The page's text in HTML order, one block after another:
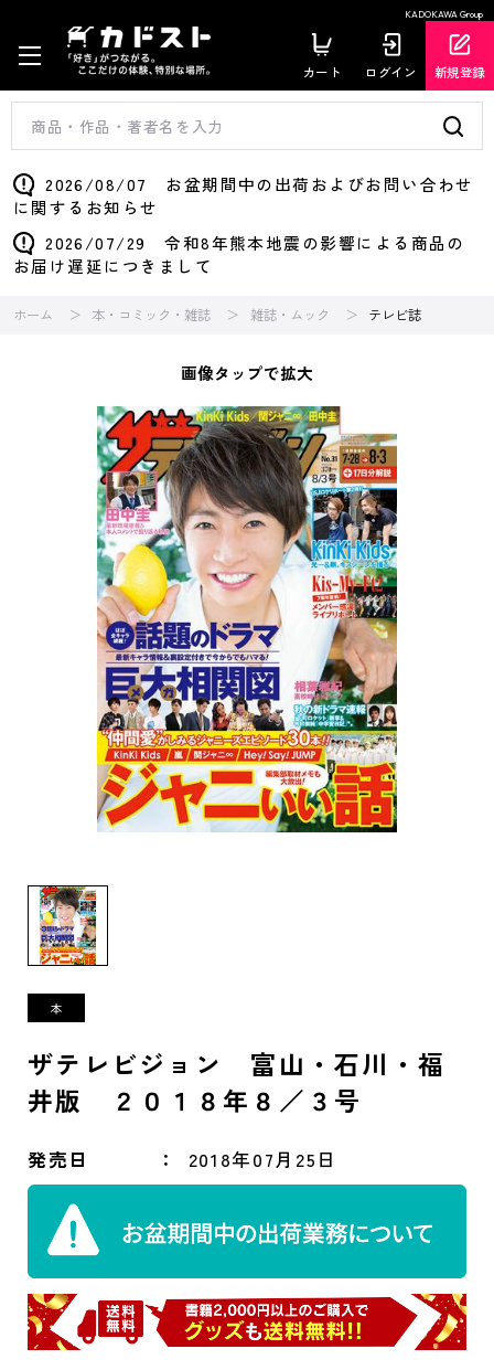
KADOKAWA Group
カート ログイン 新規登録
2026/08/07 お盆期間中の出荷およびお問い合わせ
に関するお知らせ
2026/07/29 令和8年熊本地震の影響による商品の
お届け遅延につきまして
ホーム 本・コミック・雑誌 雑誌・ムック テレビ誌
画像タップで拡大
ザテレビジョン 富山・石川・福
井版 ２０１８年８／３号
発売日 2018年07月25日